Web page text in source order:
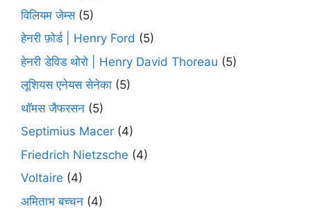
विलियम जेम्स(5)
हेनरी फ़ोर्ड | Henry Ford (5)
हेनरी डेविड थोरो | Henry David Thoreau (5)
लूशियस एनेयस सेनेका (5)
थॉमस जैफरसन (5)
Septimius Macer (4)
Friedrich Nietzsche (4)
Voltaire (4)
अमिताभ बच्चन (4)